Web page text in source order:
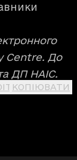
Centre. До
ДП НАIС.
КОПІЮВАТИ